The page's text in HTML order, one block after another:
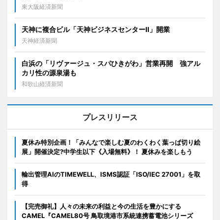
東大阪経済新聞
天神に複合ビル「天神ビジネスセンターII」開業
天神経済新聞
白浜の「リヴァージュ・スパひきがわ」営業再開 強アル
カリ性の源泉湯も
和歌山経済新聞
プレスリリース
夏休み特別企画！「みんなで楽しむ夏のわくわく葉っぱ切り絵
展」開催決定?中学生以下《入場無料》！ 夏休みを楽しもう
輸出管理AIのTIMEWELL、ISMS認証「ISO/IEC 27001」を取
得
【完売御礼】人々の未来の利益と今の生活を豊かにする
CAMEL『CAMEL80号 鳥取境港市系統連携蓄電池シリーズ